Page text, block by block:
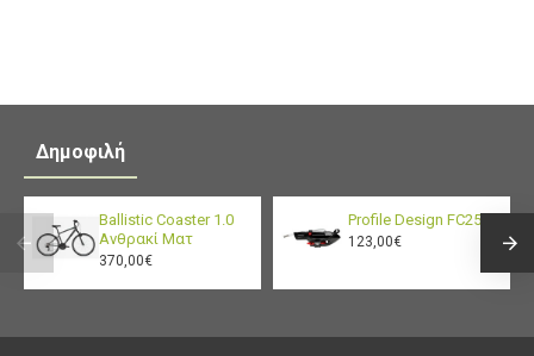
Δημοφιλή
Ballistic Coaster 1.0
Ανθρακί Ματ
370,00€
Profile Design FC25
123,00€